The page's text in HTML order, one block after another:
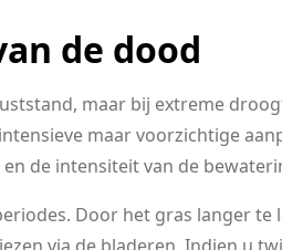
de dood
maar bij extreme
maar voorzichtige
de intensiteit van de
Door het gras langer te